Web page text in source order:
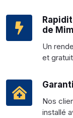
de
Un
et
Nos
installé